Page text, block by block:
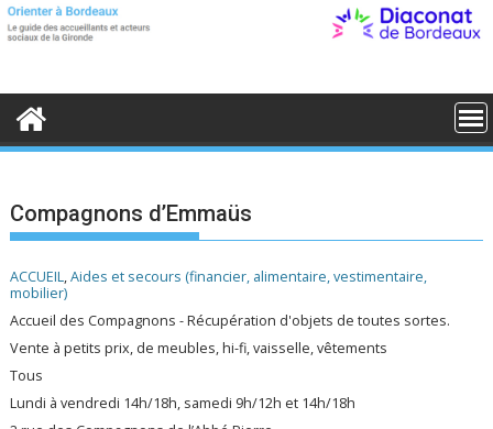
S
t
o
Compagnons d’Emmaüs
ACCUEIL,Aides et secours (financier, alimentaire, vestimentaire,
mobilier)
Accueil des Compagnons - Récupération d'objets de toutes sortes.
Vente à petits prix, de meubles, hi-fi, vaisselle, vêtements
Tous
Lundi à vendredi 14h/18h, samedi 9h/12h et 14h/18h